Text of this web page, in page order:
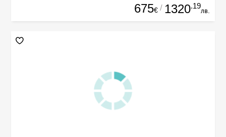
675€ / 1320.19
лв.